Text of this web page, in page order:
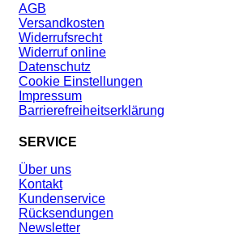
AGB
Versandkosten
Widerrufsrecht
Widerruf online
Datenschutz
Cookie Einstellungen
Impressum
Barrierefreiheitserklärung
SERVICE
Über uns
Kontakt
Kundenservice
Rücksendungen
Newsletter